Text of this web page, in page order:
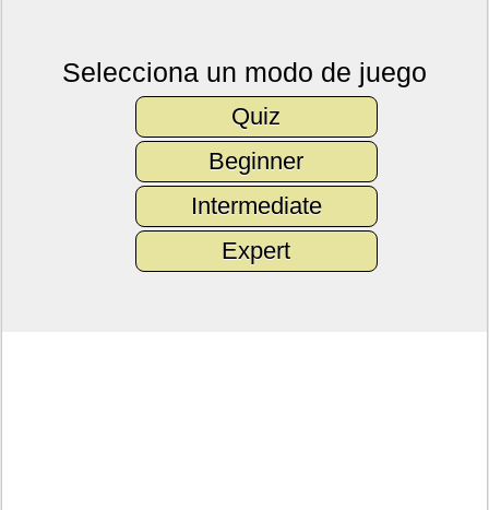
Selecciona un modo de juego
Quiz
Beginner
Intermediate
Expert